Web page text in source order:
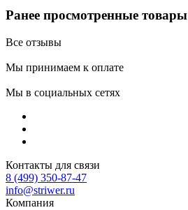
Ранее просмотренные товары
Все отзывы
Мы принимаем к оплате
Мы в социальных сетях
Контакты для связи
8 (499) 350-87-47
info@striwer.ru
Компания